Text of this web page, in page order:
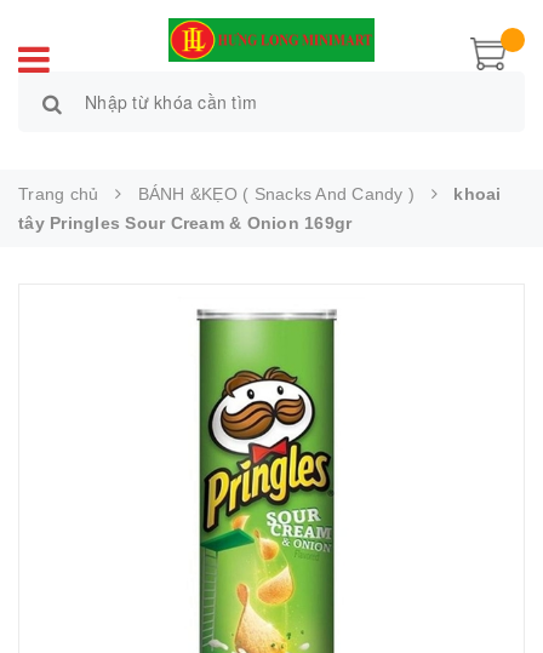
Trang chủ BÁNH &KẸO ( Snacks And Candy )
khoai
tây Pringles Sour Cream & Onion 169gr